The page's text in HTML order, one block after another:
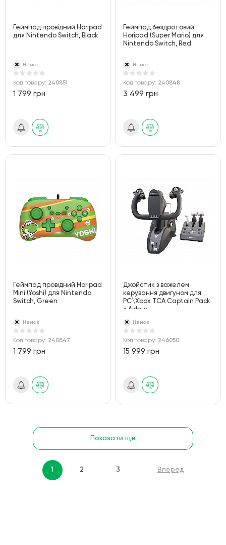
Геймпад провідний Horipad
для Nintendo Switch, Black
Немає
Код товару: 240851
1 799 грн
Геймпад бездротовий
Horipad (Super Mario) для
Nintendo Switch, Red
Немає
Код товару: 240848
3 499 грн
Геймпад провідний Horipad
Mini (Yoshi) для Nintendo
Switch, Green
Немає
Код товару: 240847
1 799 грн
Джойстик з важелем
керування двигуном для
PC\Xbox TCA Captain Pack
x Airbus
Немає
Код товару: 246050
15 999 грн
Показати ще
1 2 3 Вперед